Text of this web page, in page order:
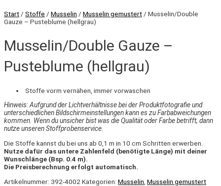
Start / Stoffe / Musselin / Musselin gemustert / Musselin/Double
Gauze – Pusteblume (hellgrau)
Musselin/Double Gauze –
Pusteblume (hellgrau)
Stoffe vorm vernähen, immer vorwaschen
Hinweis: Aufgrund der Lichtverhältnisse bei der Produktfotografie und
unterschiedlichen Bildschirmeinstellungen kann es zu Farbabweichungen
kommen. Wenn du unsicher bist was die Qualität oder Farbe betrifft, dann
nutze unseren Stoffprobenservice.
Die Stoffe kannst du bei uns ab 0,1 m in 10 cm Schritten erwerben.
Nutze dafür das untere Zahlenfeld (benötigte Länge) mit deiner
Wunschlänge (Bsp. 0.4 m).
Die Preisberechnung erfolgt automatisch.
Artikelnummer: 392-4002 Kategorien: Musselin Musselin gemustert